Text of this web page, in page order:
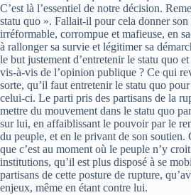
C’est là l’essentiel de notre décision.
statu quo ». Fallait-il pour cela donner
irréformable, corrompue et mafieuse, en
à rallonger sa survie et légitimer sa
le but justement d’entretenir le statu quo
vis-à-vis de l’opinion publique ? Ce qui
sorte, qu’il faut entretenir le statu quo
celui-ci. Le parti pris des partisans de la
mettre du mouvement dans le statu quo
sur lui, en affaiblissant le pouvoir par le
du peuple, et en le privant de son soutien.
que c’est au moment où le peuple n’y
institutions, qu’il est plus disposé à se
partisans de cette posture de rupture,
enjeux, même en étant contre lui.